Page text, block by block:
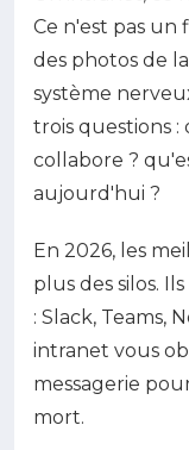
Ce n'est pas un
des photos de
système
trois questions
collabore ?
aujourd'hui ?
En 2026, les
plus des silos.
: Slack, Teams,
intranet vous
messagerie
mort.